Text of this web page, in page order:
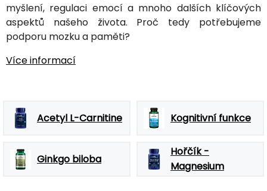
myšlení, regulaci emocí a mnoho dalších klíčových
aspektů našeho života. Proč tedy potřebujeme
podporu mozku a paměti?
Více informací
Acetyl L-Carnitine Kognitivní funkce
Ginkgo biloba
Hořčík -
Magnesium